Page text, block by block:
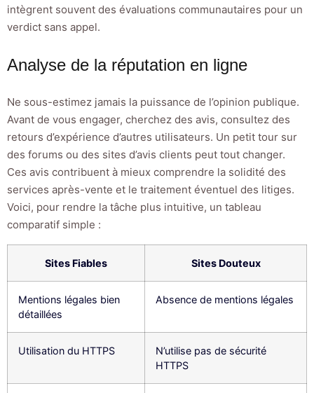
intègrent souvent des évaluations communautaires pour un
verdict sans appel.
Analyse de la réputation en ligne
Ne sous-estimez jamais la puissance de l’opinion publique.
Avant de vous engager, cherchez des avis, consultez des
retours d’expérience d’autres utilisateurs. Un petit tour sur
des forums ou des sites d’avis clients peut tout changer.
Ces avis contribuent à mieux comprendre la solidité des
services après-vente et le traitement éventuel des litiges.
Voici, pour rendre la tâche plus intuitive, un tableau
comparatif simple :
Sites Fiables Sites Douteux
Mentions légales bien
détaillées
Absence de mentions légales
Utilisation du HTTPS
N’utilise pas de sécurité
HTTPS